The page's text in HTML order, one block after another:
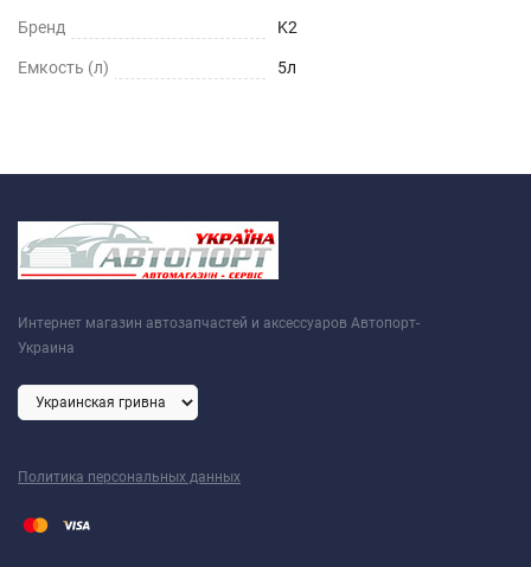
Бренд K2
Емкость (л) 5л
Интернет магазин автозапчастей и аксессуаров Автопорт-
Украина
Политика персональных данных